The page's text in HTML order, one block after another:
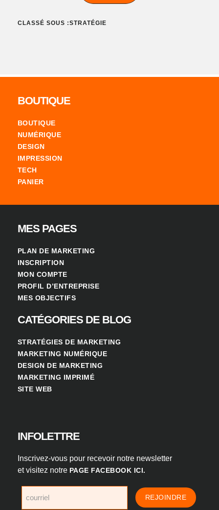
CLASSÉ SOUS :STRATÉGIE
BOUTIQUE
BOUTIQUE
NUMÉRIQUE
DESIGN
IMPRESSION
TECH
PANIER
MES PAGES
PLAN DE MARKETING
INSCRIPTION
MON COMPTE
PROFIL D’ENTREPRISE
MES OBJECTIFS
CATÉGORIES DE BLOG
STRATÉGIES DE MARKETING
MARKETING NUMÉRIQUE
DESIGN DE MARKETING
MARKETING IMPRIMÉ
SITE WEB
INFOLETTRE
Inscrivez-vous pour recevoir notre newsletter
et visitez notre PAGE FACEBOOK ICI.
REJOINDRE